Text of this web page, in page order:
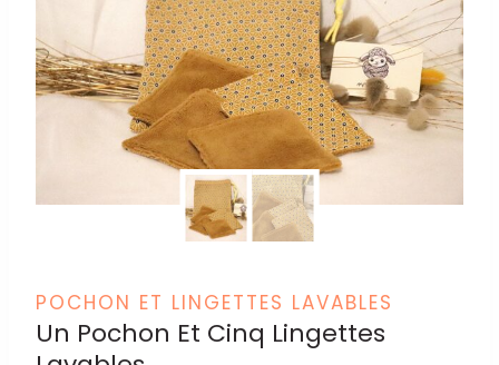
POCHON ET LINGETTES LAVABLES
Un Pochon Et Cinq Lingettes